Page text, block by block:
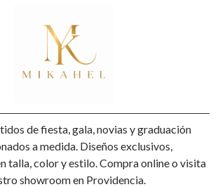
de fiesta, gala, novias y graduación
a medida. Diseños exclusivos,
talla, color y estilo. Compra online o visita
showroom en Providencia.